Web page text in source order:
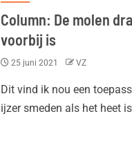
Column: De molen
voorbij is
25 juni 2021 VZ
Dit vind ik nou een
ijzer smeden als het heet